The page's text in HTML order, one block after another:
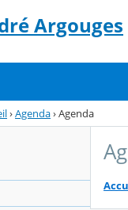
Argouges
›Agenda›Agenda